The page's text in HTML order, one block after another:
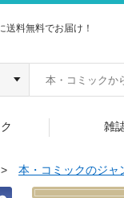
料無料でお届け！
雑
本・コミックのジャ